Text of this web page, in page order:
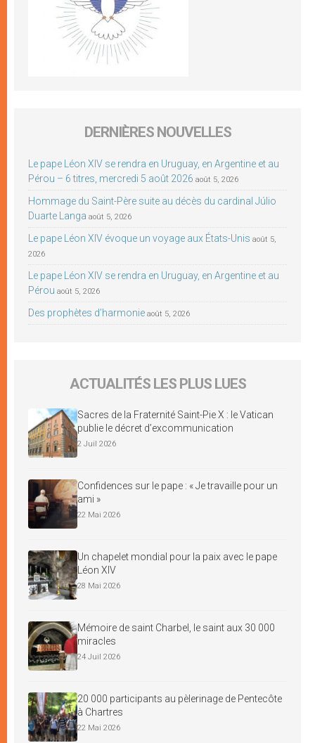
DERNIÈRES NOUVELLES
Le pape Léon XIV se rendra en Uruguay, en Argentine et au
Pérou – 6 titres, mercredi 5 août 2026 août 5, 2026
Hommage du Saint-Père suite au décès du cardinal Júlio
Duarte Langa août 5, 2026
Le pape Léon XIV évoque un voyage aux États-Unis août 5,
2026
Le pape Léon XIV se rendra en Uruguay, en Argentine et au
Pérou août 5, 2026
Des prophètes d’harmonie août 5, 2026
ACTUALITÉS LES PLUS LUES
Sacres de la Fraternité Saint-Pie X : le Vatican
publie le décret d’excommunication
2 Juil 2026
Confidences sur le pape : « Je travaille pour un
ami »
22 Mai 2026
Un chapelet mondial pour la paix avec le pape
Léon XIV
28 Mai 2026
Mémoire de saint Charbel, le saint aux 30 000
miracles
24 Juil 2026
20 000 participants au pèlerinage de Pentecôte
à Chartres
22 Mai 2026